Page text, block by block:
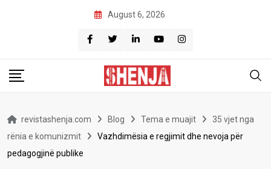
August 6, 2026
revistashenja.com Blog Tema e muajit
35 vjet nga
rënia e komunizmit
Vazhdimësia e regjimit dhe nevoja për
pedagogjinë publike